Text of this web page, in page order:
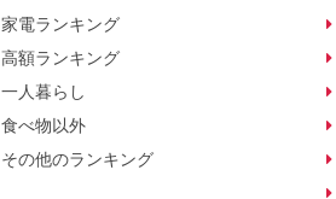
家電ランキング
高額ランキング
一人暮らし
食べ物以外
その他のランキング